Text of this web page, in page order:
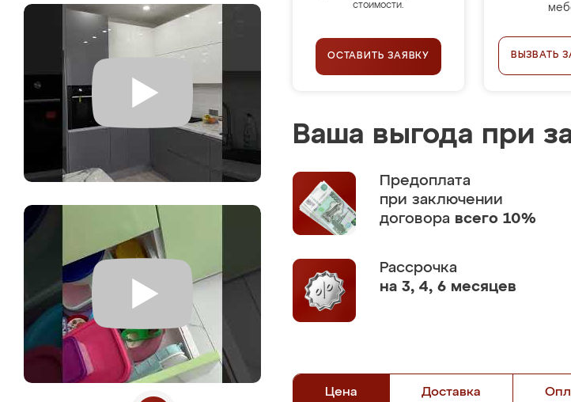
стоимости.
ОСТАВИТЬ ЗАЯВКУ ВЫЗВАТЬ
Ваша выгода при
Предоплата
при заключении
договора всего 10%
Рассрочка
на 3, 4, 6 месяцев
Цена Доставка